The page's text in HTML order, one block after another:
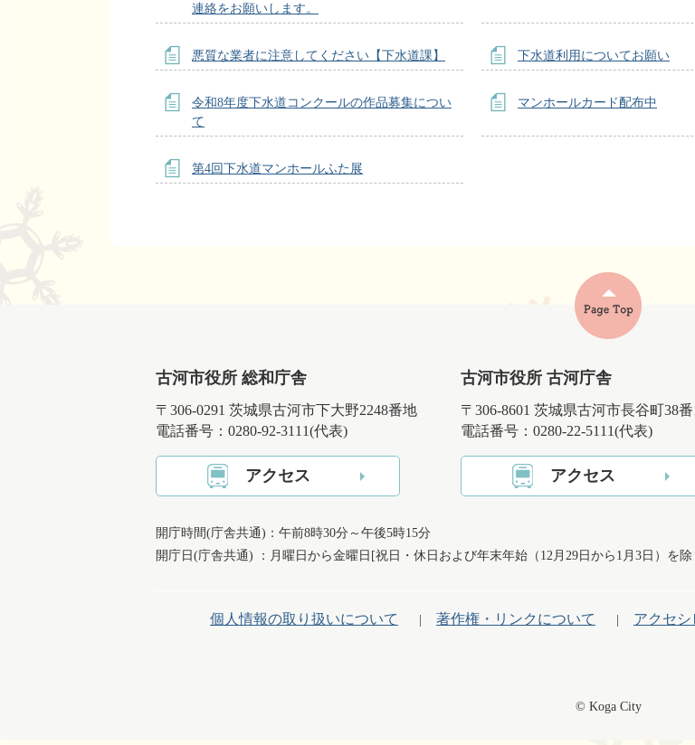
連絡をお願いします。
悪質な業者に注意してください【下水道課】 下水道利用についてお願い
令和8年度下水道コンクールの作品募集につい
て
マンホールカード配布中
第4回下水道マンホールふた展
古河市役所 総和庁舎
〒306-0291 茨城県古河市下大野2248番地
電話番号：0280-92-3111(代表)
アクセス
古河市役所 古河庁舎
〒306-8601 茨城県古河市長谷町38
電話番号：0280-22-5111(代表)
アクセス
開庁時間(庁舎共通)：午前8時30分～午後5時15分
開庁日(庁舎共通) ：月曜日から金曜日[祝日・休日および年末年始（12月29日から1月3日）を
個人情報の取り扱いについて 著作権・リンクについて アクセ
© Koga City